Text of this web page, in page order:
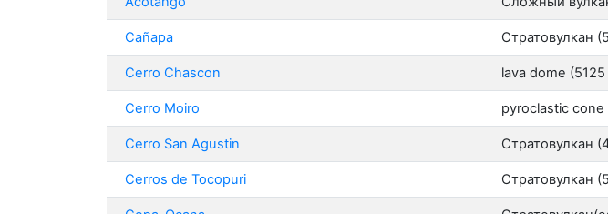
Cañapa Стратовулкан
Cerro Chascon lava dome
Cerro Moiro pyroclastic
Cerro San Agustin Стратовулкан
Cerros de Tocopuri Стратовулкан